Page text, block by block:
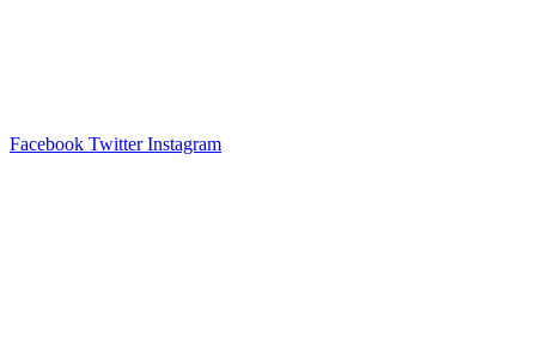
Facebook Twitter Instagram